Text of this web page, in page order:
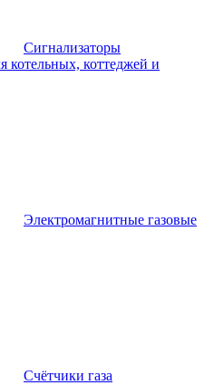
Сигнализаторы
котельных, коттеджей и
Электромагнитные газовые
Счётчики газа